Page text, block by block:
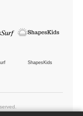
ShapesKids